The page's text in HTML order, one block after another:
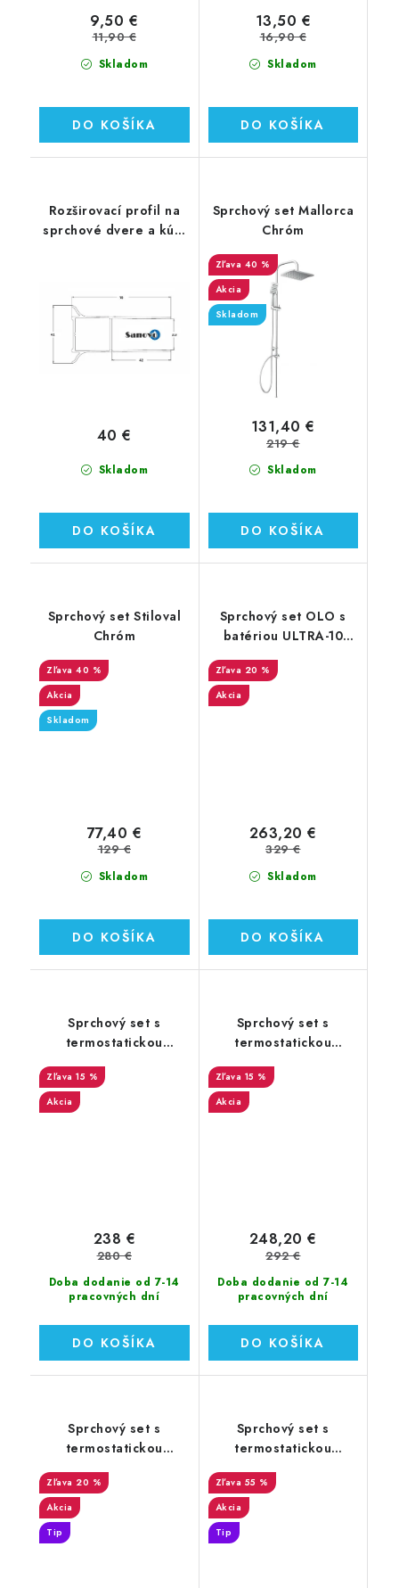
Skladom
9,50 €
11,90 €
DO KOŠÍKA
Skladom
13,50 €
16,90 €
DO KOŠÍKA
Rozširovací profil na
sprchové dvere a kúty
Skladom
40 €
DO KOŠÍKA
Sprchový set Mallorca
Chróm
40 %
Akcia
Skladom
Skladom
131,40 €
219 €
DO KOŠÍKA
Sprchový set Stiloval
Chróm
40 %
Akcia
Skladom
Skladom
77,40 €
129 €
DO KOŠÍKA
Sprchový set OLO s
batériou ULTRA-10
chróm (OLBA625125)
20 %
Akcia
Skladom
263,20 €
329 €
DO KOŠÍKA
Sprchový set s
termostatickou
hranatá v chrómovom
prevedení (S951-341)
15 %
Akcia
Doba dodanie od 7-14
pracovných dní
238 €
280 €
DO KOŠÍKA
Sprchový set s
termostatickou
oválna v chrómovom
prevedení (S951-340)
15 %
Akcia
Doba dodanie od 7-14
pracovných dní
248,20 €
292 €
DO KOŠÍKA
Sprchový set s
termostatickou
batériou Sanovo
Pontos Square
20 %
Akcia
Tip
Sprchový set s
termostatickou
batériou Sanovo
Pontos ROUTE
55 %
Akcia
Tip